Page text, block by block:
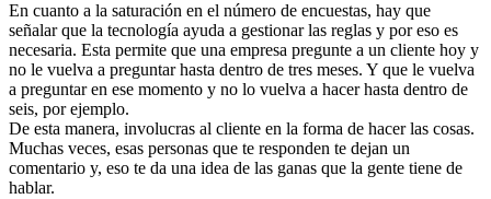
En cuanto a la saturación en el número de encuestas, hay que
señalar que la tecnología ayuda a gestionar las reglas y por eso es
necesaria. Esta permite que una empresa pregunte a un cliente hoy y
no le vuelva a preguntar hasta dentro de tres meses. Y que le vuelva
a preguntar en ese momento y no lo vuelva a hacer hasta dentro de
seis, por ejemplo.
De esta manera, involucras al cliente en la forma de hacer las cosas.
Muchas veces, esas personas que te responden te dejan un
comentario y, eso te da una idea de las ganas que la gente tiene de
hablar.